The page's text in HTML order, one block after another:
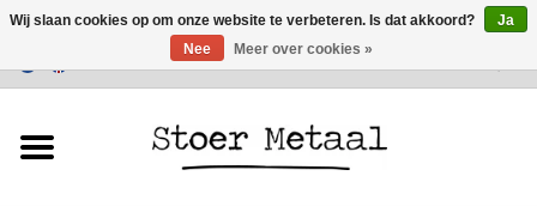
Klantenservice
Wij slaan cookies op om onze website te verbeteren. Is dat akkoord?
Ja
Nee
Meer over cookies »